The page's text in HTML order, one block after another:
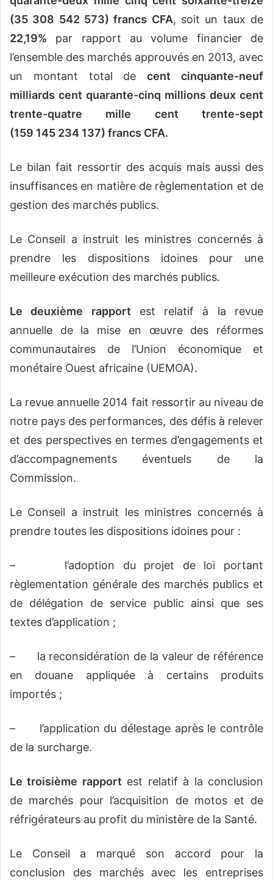
(35 308 542 573) francs CFA, soit un taux de
22,19% par rapport au volume financier de
l’ensemble des marchés approuvés en 2013, avec
un montant total decent cinquante-neuf
milliards cent quarante-cinq millions deux cent
trente-quatre mille cent trente-sept
(159 145 234 137) francs CFA.
Le bilan fait ressortir des acquis mais aussi des
insuffisances en matière de règlementation et de
gestion des marchés publics.
Le Conseil a instruit les ministres concernés à
prendre les dispositions idoines pour une
meilleure exécution des marchés publics.
Le deuxième rapport est relatif à la revue
annuelle de la mise en œuvre des réformes
communautaires de l’Union économique et
monétaire Ouest africaine (UEMOA).
La revue annuelle 2014 fait ressortir au niveau de
notre pays des performances, des défis à relever
et des perspectives en termes d’engagements et
d’accompagnements éventuels de la
Commission.
Le Conseil a instruit les ministres concernés à
prendre toutes les dispositions idoines pour :
– l’adoption du projet de loi portant
règlementation générale des marchés publics et
de délégation de service public ainsi que ses
textes d’application ;
– la reconsidération de la valeur de référence
en douane appliquée à certains produits
importés ;
– l’application du délestage après le contrôle
de la surcharge.
Le troisième rapport est relatif à la conclusion
de marchés pour l’acquisition de motos et de
réfrigérateurs au profit du ministère de la Santé.
Le Conseil a marqué son accord pour la
conclusion des marchés avec les entreprises